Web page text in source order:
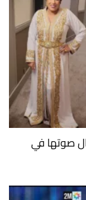
صوتها في